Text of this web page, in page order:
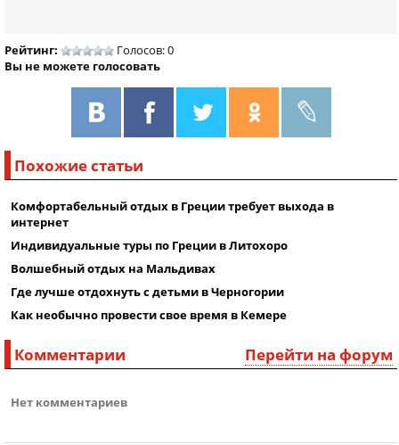
Рейтинг:
Голосов: 0
Вы не можете голосовать
Похожие статьи
Комфортабельный отдых в Греции требует выхода в
интернет
Индивидуальные туры по Греции в Литохоро
Волшебный отдых на Мальдивах
Где лучше отдохнуть с детьми в Черногории
Как необычно провести свое время в Кемере
Перейти на форум
Комментарии
Нет комментариев